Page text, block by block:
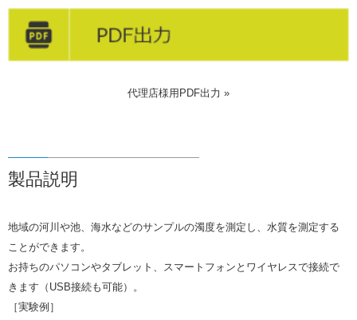
代理店様用PDF出力 »
製品説明
地域の河川や池、海水などのサンプルの濁度を測定し、水質を測定する
ことができます。
お持ちのパソコンやタブレット、スマートフォンとワイヤレスで接続で
きます（USB接続も可能）。
［実験例］